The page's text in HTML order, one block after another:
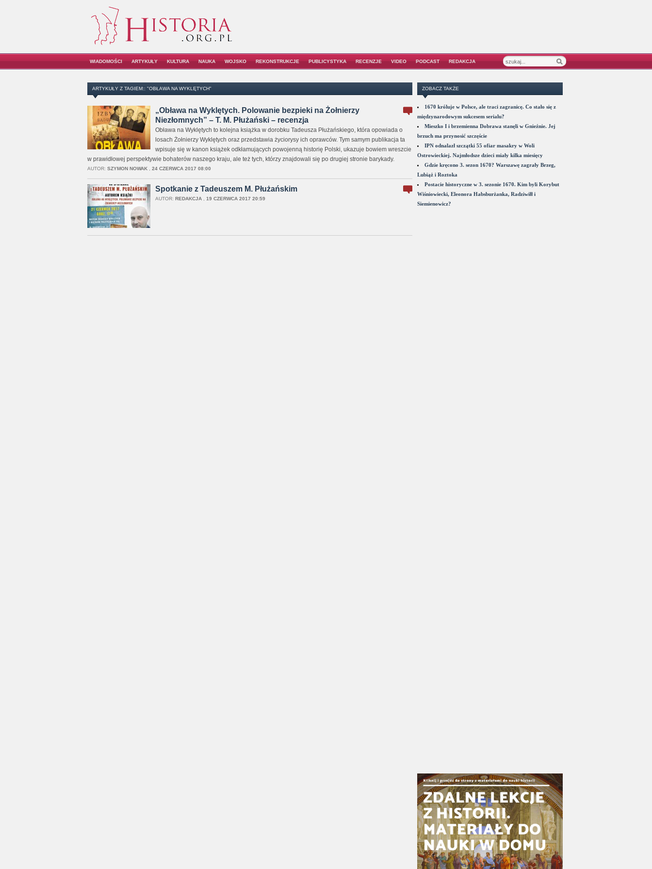
WIADOMOŚCI ARTYKUŁY KULTURA NAUKA WOJSKO REKONSTRUKCJE PUBLICYSTYKA RECENZJE VIDEO PODCAST REDAKCJA
ARTYKUŁY Z TAGIEM:: "OBŁAWA NA WYKLĘTYCH"
„Obława na Wyklętych. Polowanie bezpieki na Żołnierzy
Niezłomnych” – T. M. Płużański – recenzja
Obława na Wyklętych to kolejna książka w dorobku Tadeusza Płużańskiego, która opowiada o
losach Żołnierzy Wyklętych oraz przedstawia życiorysy ich oprawców. Tym samym publikacja ta
wpisuje się w kanon książek odkłamujących powojenną historię Polski, ukazuje bowiem wreszcie
w prawidłowej perspektywie bohaterów naszego kraju, ale też tych, którzy znajdowali się po drugiej stronie barykady.
AUTOR: SZYMON NOWAK, 24 CZERWCA 2017 08:00
Spotkanie z Tadeuszem M. Płużańskim
AUTOR: REDAKCJA, 19 CZERWCA 2017 20:59
ZOBACZ TAKŻE
1670 króluje w Polsce, ale traci zagranicę. Co stało się z
międzynarodowym sukcesem serialu?
Mieszko I i brzemienna Dobrawa stanęli w Gnieźnie. Jej
brzuch ma przynosić szczęście
IPN odnalazł szczątki 55 ofiar masakry w Woli
Ostrowieckiej. Najmłodsze dzieci miały kilka miesięcy
Gdzie kręcono 3. sezon 1670? Warszawę zagrały Brzeg,
Lubiąż i Roztoka
Postacie historyczne w 3. sezonie 1670. Kim byli Korybut
Wiśniowiecki, Eleonora Habsburżanka, Radziwiłł i
Siemienowicz?